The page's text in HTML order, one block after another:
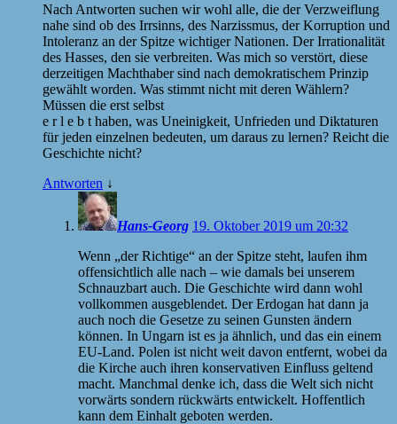
Nach Antworten suchen wir wohl alle, die der Verzweiflung
nahe sind ob des Irrsinns, des Narzissmus, der Korruption und
Intoleranz an der Spitze wichtiger Nationen. Der Irrationalität
des Hasses, den sie verbreiten. Was mich so verstört, diese
derzeitigen Machthaber sind nach demokratischem Prinzip
gewählt worden. Was stimmt nicht mit deren Wählern?
Müssen die erst selbst
e r l e b t haben, was Uneinigkeit, Unfrieden und Diktaturen
für jeden einzelnen bedeuten, um daraus zu lernen? Reicht die
Geschichte nicht?
Antworten ↓
Hans-Georg 19. Oktober 2019 um 20:32
Wenn „der Richtige“ an der Spitze steht, laufen ihm
offensichtlich alle nach – wie damals bei unserem
Schnauzbart auch. Die Geschichte wird dann wohl
vollkommen ausgeblendet. Der Erdogan hat dann ja
auch noch die Gesetze zu seinen Gunsten ändern
können. In Ungarn ist es ja ähnlich, und das ein einem
EU-Land. Polen ist nicht weit davon entfernt, wobei da
die Kirche auch ihren konservativen Einfluss geltend
macht. Manchmal denke ich, dass die Welt sich nicht
vorwärts sondern rückwärts entwickelt. Hoffentlich
kann dem Einhalt geboten werden.